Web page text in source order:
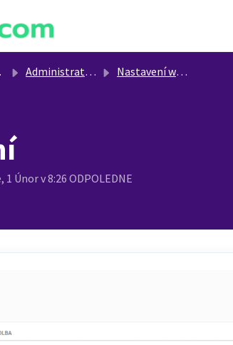
Administrativní nastavení Nastavení workspace
Únor v 8:26 ODPOLEDNE